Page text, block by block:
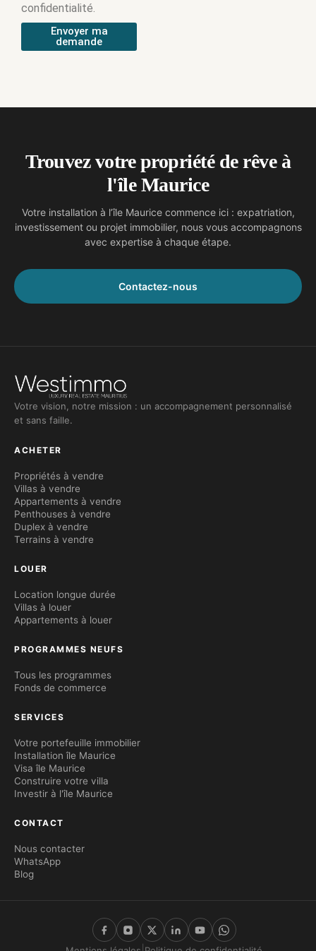
confidentialité.
Envoyer ma
demande
Trouvez votre propriété de rêve à
l'île Maurice
Votre installation à l’île Maurice commence ici : expatriation,
investissement ou projet immobilier, nous vous accompagnons
avec expertise à chaque étape.
Contactez-nous
Votre vision, notre mission : un accompagnement personnalisé
et sans faille.
ACHETER
Propriétés à vendre
Villas à vendre
Appartements à vendre
Penthouses à vendre
Duplex à vendre
Terrains à vendre
LOUER
Location longue durée
Villas à louer
Appartements à louer
PROGRAMMES NEUFS
Tous les programmes
Fonds de commerce
SERVICES
Votre portefeuille immobilier
Installation île Maurice
Visa île Maurice
Construire votre villa
Investir à l'île Maurice
CONTACT
Nous contacter
WhatsApp
Blog